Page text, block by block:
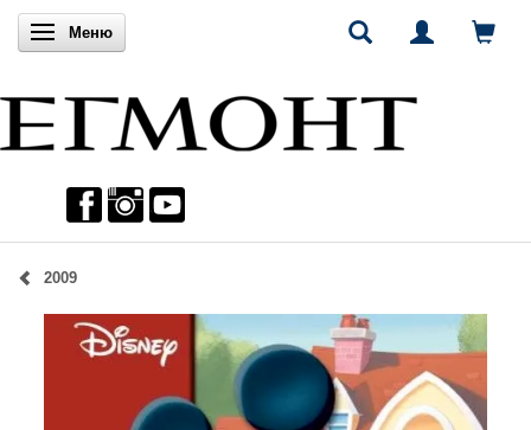
Включи навигацията
Меню
2009